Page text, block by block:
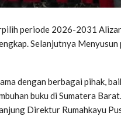
periode 2026-2031
Selanjutnya
dengan berbagai pihak,
buku di Sumatera
Direktur Rumahkayu